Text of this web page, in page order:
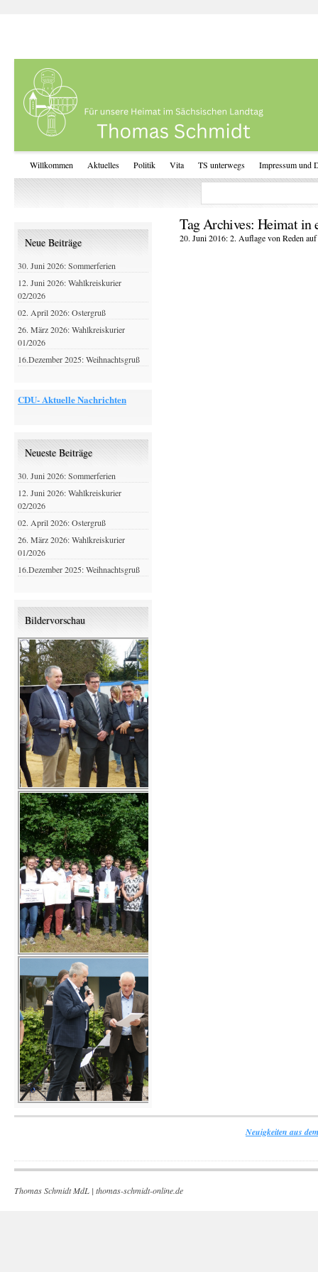
Willkommen Aktuelles Politik Vita TS unterwegs Impressum und
Tag Archives: Heimat in
20. Juni 2016: 2. Auflage von Reden
Neue Beiträge
30. Juni 2026: Sommerferien
12. Juni 2026: Wahlkreiskurier
02/2026
02. April 2026: Ostergruß
26. März 2026: Wahlkreiskurier
01/2026
16.Dezember 2025: Weihnachtsgruß
CDU- Aktuelle Nachrichten
Neueste Beiträge
30. Juni 2026: Sommerferien
12. Juni 2026: Wahlkreiskurier
02/2026
02. April 2026: Ostergruß
26. März 2026: Wahlkreiskurier
01/2026
16.Dezember 2025: Weihnachtsgruß
Bildervorschau
Neuigkeiten aus
Thomas Schmidt MdL | thomas-schmidt-online.de